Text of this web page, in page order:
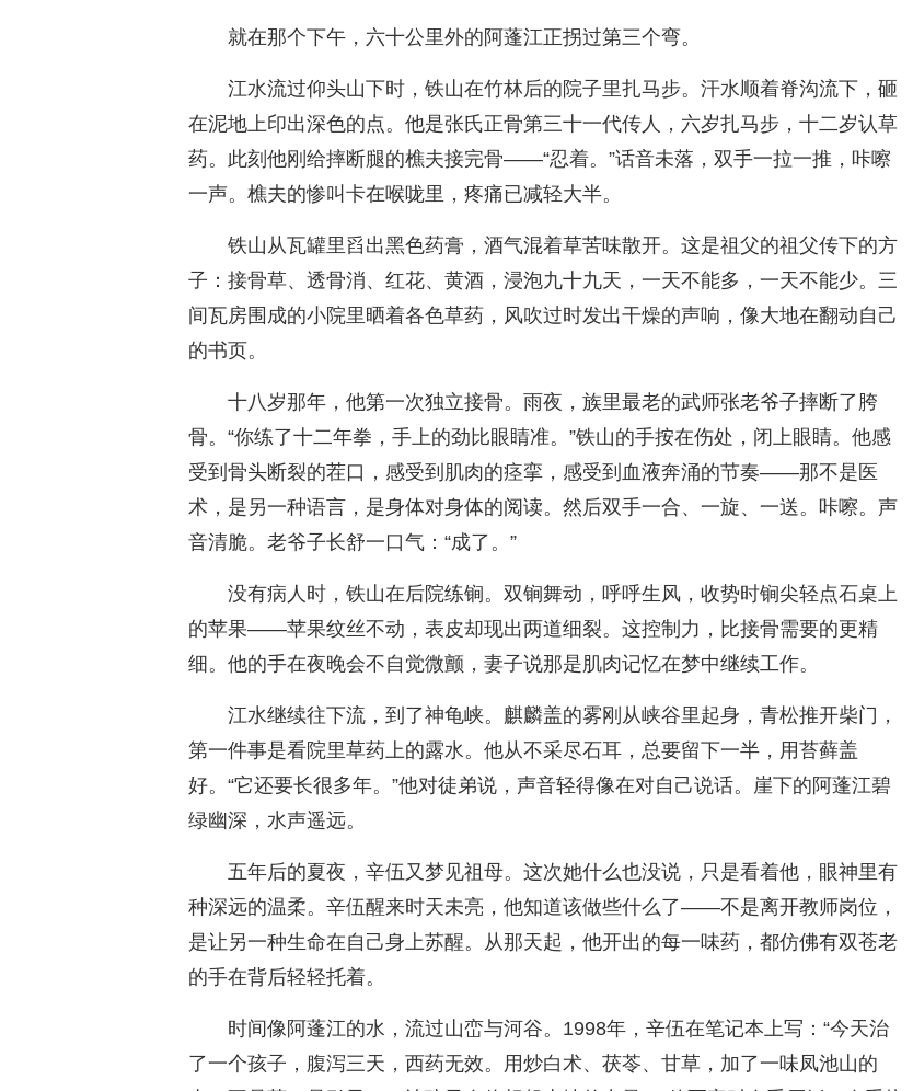
就在那个下午，六十公里外的阿蓬江正拐过第三个弯。
江水流过仰头山下时，铁山在竹林后的院子里扎马步。汗水顺着脊沟流下，砸
在泥地上印出深色的点。他是张氏正骨第三十一代传人，六岁扎马步，十二岁认草
药。此刻他刚给摔断腿的樵夫接完骨——“忍着。”话音未落，双手一拉一推，咔嚓
一声。樵夫的惨叫卡在喉咙里，疼痛已减轻大半。
铁山从瓦罐里舀出黑色药膏，酒气混着草苦味散开。这是祖父的祖父传下的方
子：接骨草、透骨消、红花、黄酒，浸泡九十九天，一天不能多，一天不能少。三
间瓦房围成的小院里晒着各色草药，风吹过时发出干燥的声响，像大地在翻动自己
的书页。
十八岁那年，他第一次独立接骨。雨夜，族里最老的武师张老爷子摔断了胯
骨。“你练了十二年拳，手上的劲比眼睛准。”铁山的手按在伤处，闭上眼睛。他感
受到骨头断裂的茬口，感受到肌肉的痉挛，感受到血液奔涌的节奏——那不是医
术，是另一种语言，是身体对身体的阅读。然后双手一合、一旋、一送。咔嚓。声
音清脆。老爷子长舒一口气：“成了。”
没有病人时，铁山在后院练锏。双锏舞动，呼呼生风，收势时锏尖轻点石桌上
的苹果——苹果纹丝不动，表皮却现出两道细裂。这控制力，比接骨需要的更精
细。他的手在夜晚会不自觉微颤，妻子说那是肌肉记忆在梦中继续工作。
江水继续往下流，到了神龟峡。麒麟盖的雾刚从峡谷里起身，青松推开柴门，
第一件事是看院里草药上的露水。他从不采尽石耳，总要留下一半，用苔藓盖
好。“它还要长很多年。”他对徒弟说，声音轻得像在对自己说话。崖下的阿蓬江碧
绿幽深，水声遥远。
五年后的夏夜，辛伍又梦见祖母。这次她什么也没说，只是看着他，眼神里有
种深远的温柔。辛伍醒来时天未亮，他知道该做些什么了——不是离开教师岗位，
是让另一种生命在自己身上苏醒。从那天起，他开出的每一味药，都仿佛有双苍老
的手在背后轻轻托着。
时间像阿蓬江的水，流过山峦与河谷。1998年，辛伍在笔记本上写：“今天治
了一个孩子，腹泻三天，西药无效。用炒白术、茯苓、甘草，加了一味凤池山的